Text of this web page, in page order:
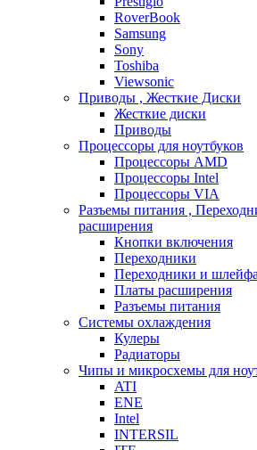
RoverBook
Samsung
Sony
Toshiba
Viewsonic
Приводы , Жесткие Диски
Жесткие диски
Приводы
Процессоры для ноутбуков
Процессоры AMD
Процессоры Intel
Процессоры VIA
Разъемы питания ,
расширения
Кнопки включения
Переходники
Переходники и
Платы расширения
Разъемы питания
Системы охлаждения
Кулеры
Радиаторы
Чипы и микросхемы для
ATI
ENE
Intel
INTERSIL